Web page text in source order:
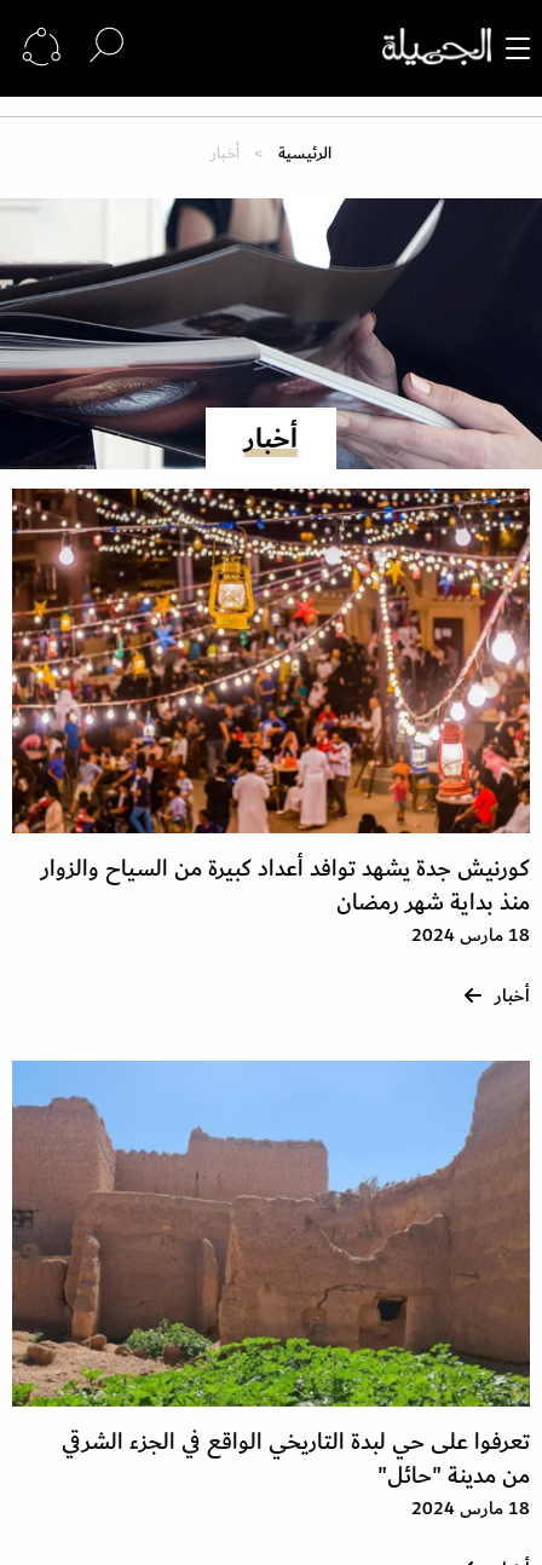
الرئيسية أخبار
أخبار
كورنيش جدة يشهد توافد أعداد كبيرة من السياح والزوار
منذ بداية شهر رمضان
18 مارس 2024
أخبار
تعرفوا على حي لبدة التاريخي الواقع في الجزء الشرقي
من مدينة "حائل"
18 مارس 2024